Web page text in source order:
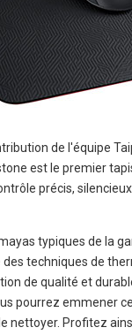
de l'équipe
est le premier
précis,
typiques de la
techniques de
de qualité et
pourrez emmener
nettoyer. Profitez